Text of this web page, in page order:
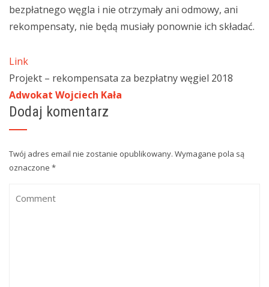
bezpłatnego węgla i nie otrzymały ani odmowy, ani
rekompensaty, nie będą musiały ponownie ich składać.
Link
Projekt – rekompensata za bezpłatny węgiel 2018
Adwokat Wojciech Kała
Dodaj komentarz
Twój adres email nie zostanie opublikowany. Wymagane pola są
oznaczone *